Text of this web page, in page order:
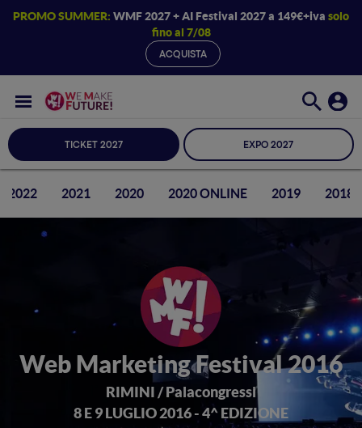
PROMO SUMMER: WMF 2027 + AI Festival 2027 a 149€+iva solo
fino al 7/08
ACQUISTA
TICKET 2027 EXPO 2027
2022 2021 2020 2020 ONLINE 2019 2018
Web Marketing Festival 2016
RIMINI / Palacongressi
8 E 9 LUGLIO 2016 - 4^ EDIZIONE